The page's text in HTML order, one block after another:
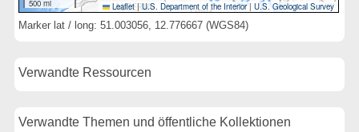
500 mi
Leaflet | U.S. Department of the Interior|U.S. Geological Survey
Marker lat / long: 51.003056, 12.776667 (WGS84)
Verwandte Ressourcen
Verwandte Themen und öffentliche Kollektionen